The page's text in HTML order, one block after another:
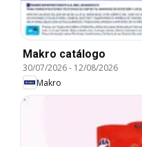
Makro catálogo
30/07/2026- 12/08/2026
Makro